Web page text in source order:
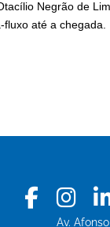
Negrão de
fluxo até a chegada.
Av.